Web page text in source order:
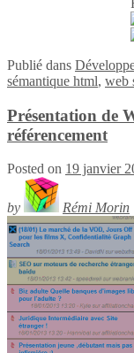
Publié dans
sémantique html, web
Présentation de
référencement
Posted on 19 janvier
by Rémi Morin